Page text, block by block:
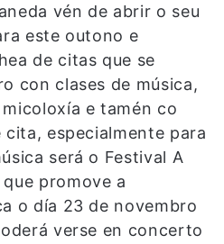
vén de abrir o seu
este outono e
de citas que se
con clases de música,
e tamén co
especialmente para
será o Festival A
promove a
o día 23 de novembro
verse en concerto